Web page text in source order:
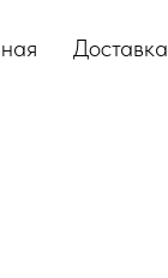
Доставка